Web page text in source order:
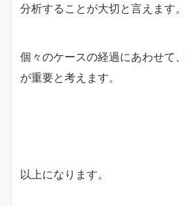
分析することが大切と言えます。
個々のケースの経過にあわせて
が重要と考えます。
以上になります。